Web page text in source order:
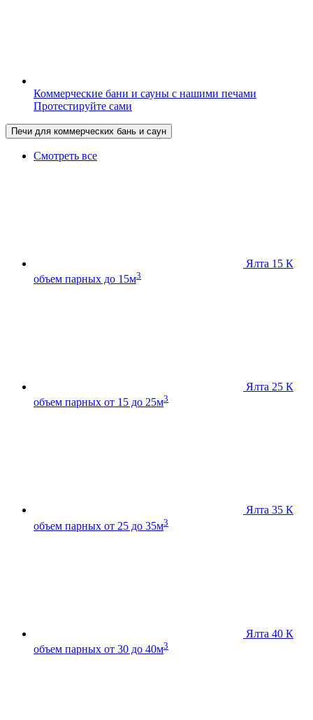
Коммерческие бани и сауны с нашими печами
Протестируйте сами
Печи для коммерческих бань и саун
Смотреть все
Ялта 15 К
объем парных до 15м3
Ялта 25 К
объем парных от 15 до 25м3
Ялта 35 К
объем парных от 25 до 35м3
Ялта 40 К
объем парных от 30 до 40м3